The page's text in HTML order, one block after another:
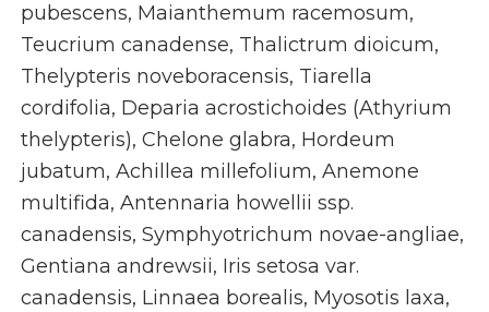
pubescens, Maianthemum racemosum,
Teucrium canadense, Thalictrum dioicum,
Thelypteris noveboracensis, Tiarella
cordifolia, Deparia acrostichoides (Athyrium
thelypteris), Chelone glabra, Hordeum
jubatum, Achillea millefolium, Anemone
multifida, Antennaria howellii ssp.
canadensis, Symphyotrichum novae-angliae,
Gentiana andrewsii, Iris setosa var.
canadensis, Linnaea borealis, Myosotis laxa,